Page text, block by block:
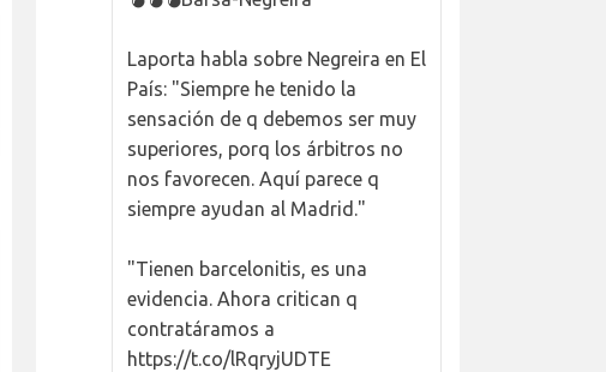
Laporta habla sobre Negreira en El
País: "Siempre he tenido la
sensación de q debemos ser muy
superiores, porq los árbitros no
nos favorecen. Aquí parece q
siempre ayudan al Madrid."
"Tienen barcelonitis, es una
evidencia. Ahora critican q
contratáramos a
https://t.co/lRqryjUDTE